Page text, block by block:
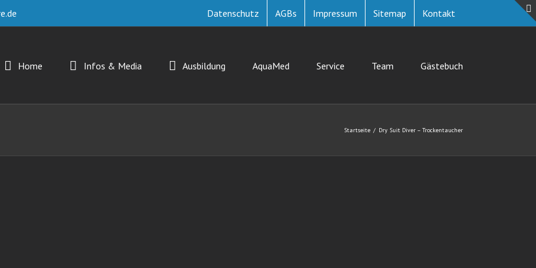
Datenschutz AGBs Impressum Sitemap Kontakt
Home Infos & Media Ausbildung AquaMed Service Team Gästebuch
Startseite Dry Suit Diver – Trockentaucher